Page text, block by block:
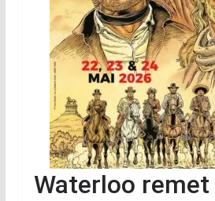
Waterloo remet